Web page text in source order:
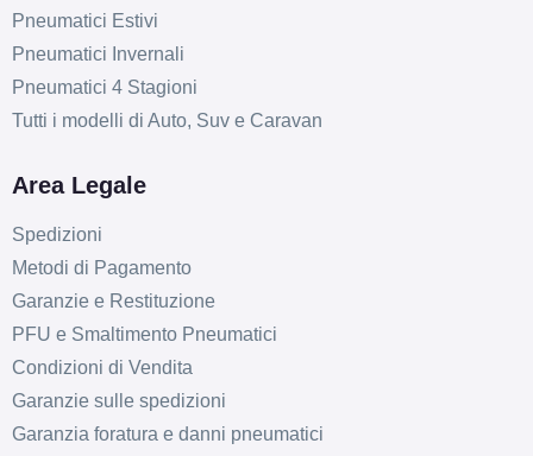
Pneumatici Estivi
Pneumatici Invernali
Pneumatici 4 Stagioni
Tutti i modelli di Auto, Suv e Caravan
Area Legale
Spedizioni
Metodi di Pagamento
Garanzie e Restituzione
PFU e Smaltimento Pneumatici
Condizioni di Vendita
Garanzie sulle spedizioni
Garanzia foratura e danni pneumatici